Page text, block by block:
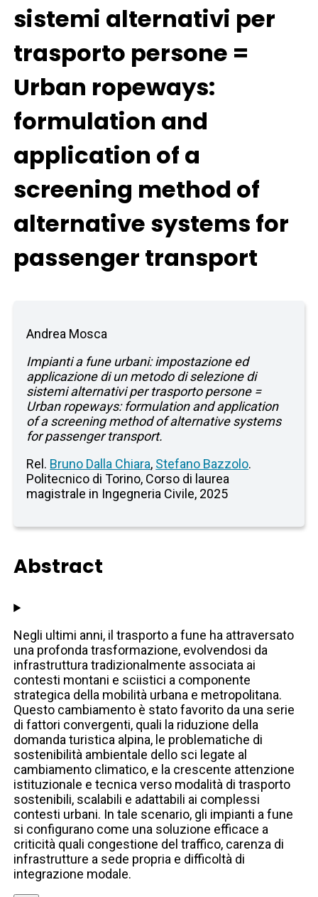
sistemi alternativi per
trasporto persone =
Urban ropeways:
formulation and
application of a
screening method of
alternative systems for
passenger transport
Andrea Mosca
Impianti a fune urbani: impostazione ed
applicazione di un metodo di selezione di
sistemi alternativi per trasporto persone =
Urban ropeways: formulation and application
of a screening method of alternative systems
for passenger transport.
Rel. Bruno Dalla Chiara, Stefano Bazzolo.
Politecnico di Torino, Corso di laurea
magistrale in Ingegneria Civile, 2025
Abstract
Negli ultimi anni, il trasporto a fune ha attraversato
una profonda trasformazione, evolvendosi da
infrastruttura tradizionalmente associata ai
contesti montani e sciistici a componente
strategica della mobilità urbana e metropolitana.
Questo cambiamento è stato favorito da una serie
di fattori convergenti, quali la riduzione della
domanda turistica alpina, le problematiche di
sostenibilità ambientale dello sci legate al
cambiamento climatico, e la crescente attenzione
istituzionale e tecnica verso modalità di trasporto
sostenibili, scalabili e adattabili ai complessi
contesti urbani. In tale scenario, gli impianti a fune
si configurano come una soluzione efficace a
criticità quali congestione del traffico, carenza di
infrastrutture a sede propria e difficoltà di
integrazione modale.